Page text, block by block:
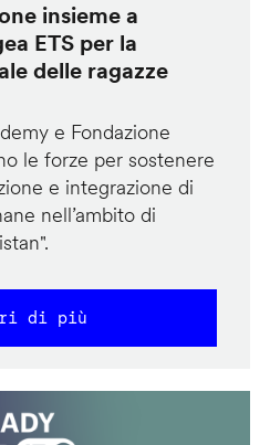
insieme a
ETS per la
delle ragazze
e Fondazione
le forze per sostenere
e integrazione di
nell’ambito di
di più